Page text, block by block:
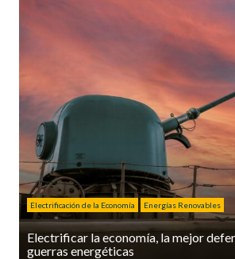
Electrificación de la Economía Energías Renovables
Electrificar la economía, la mejor
guerras energéticas